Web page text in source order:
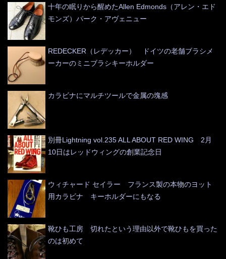
十年の眠りから醒めたAllen Edmonds（アレン・エド
モンズ）パーク・アヴェニュー
REDECKER（レデッカー） ドイツの老舗ブラシメ
ーカーのミニブラシキーホルダー
カラビナにマルチツールで金属の塊感
別冊Lightning vol.235 ALL ABOUT RED WING 2月
10日はレッドウィングの創業記念日
ウィチャード セイラー フランス製の本物のヨット
用カラビナ キーホルダーにもなる
靴ひも工房 切れたという理由以外で靴ひもを買った
のは初めて